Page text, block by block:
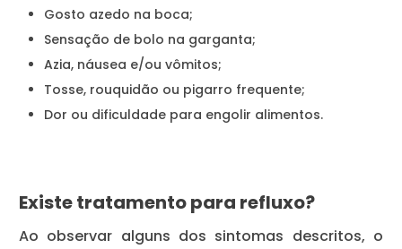
Gosto azedo na boca;
Sensação de bolo na garganta;
Azia, náusea e/ou vômitos;
Tosse, rouquidão ou pigarro frequente;
Dor ou dificuldade para engolir alimentos.
Existe tratamento para refluxo?
Ao observar alguns dos sintomas descritos, o